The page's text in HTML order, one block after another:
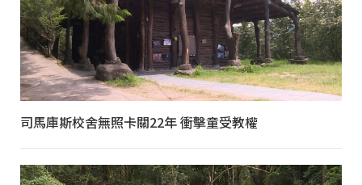
司馬庫斯校舍無照卡關22年 衝擊童受教權